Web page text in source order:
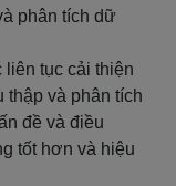
phân tích dữ
liên tục cải thiện
thập và phân tích
đề và điều
tốt hơn và hiệu